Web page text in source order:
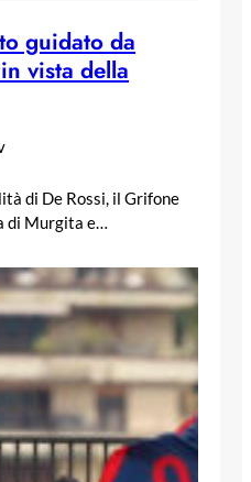
guidato da
vista della
di De Rossi, il Grifone
di Murgita e…